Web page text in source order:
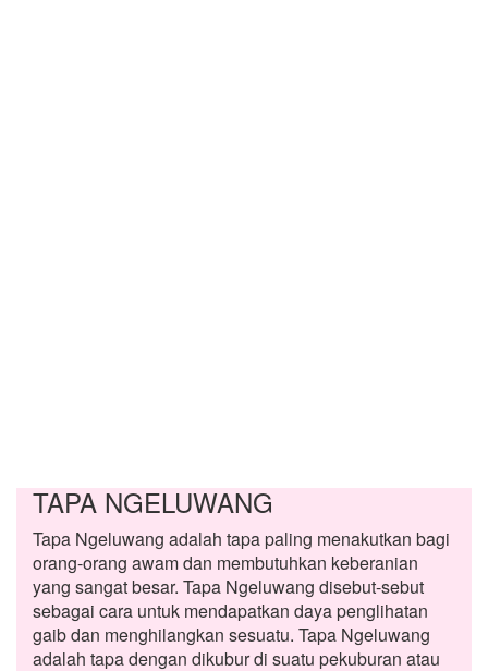
TAPA NGELUWANG
Tapa Ngeluwang adalah tapa paling menakutkan bagi
orang-orang awam dan membutuhkan keberanian
yang sangat besar. Tapa Ngeluwang disebut-sebut
sebagai cara untuk mendapatkan daya penglihatan
gaib dan menghilangkan sesuatu. Tapa Ngeluwang
adalah tapa dengan dikubur di suatu pekuburan atau